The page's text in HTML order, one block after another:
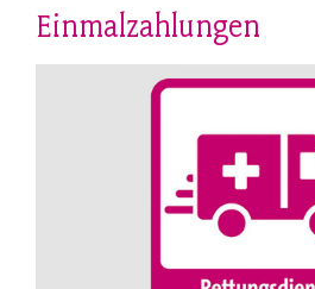
Einmalzahlungen